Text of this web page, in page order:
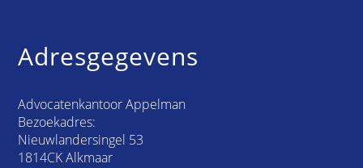
Adresgegevens
Advocatenkantoor Appelman
Bezoekadres:
Nieuwlandersingel 53
1814CK Alkmaar